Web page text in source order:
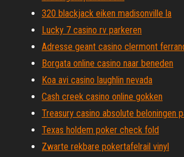
320 blackjack eiken madisonville la
Lucky 7 casino rv parkeren
Adresse geant casino clermont
Borgata online casino naar beneden
Koa avi casino laughlin nevada
Cash creek casino online gokken
Treasury casino absolute beloningen
Texas holdem poker check fold
Zwarte rekbare pokertafelrail vinyl